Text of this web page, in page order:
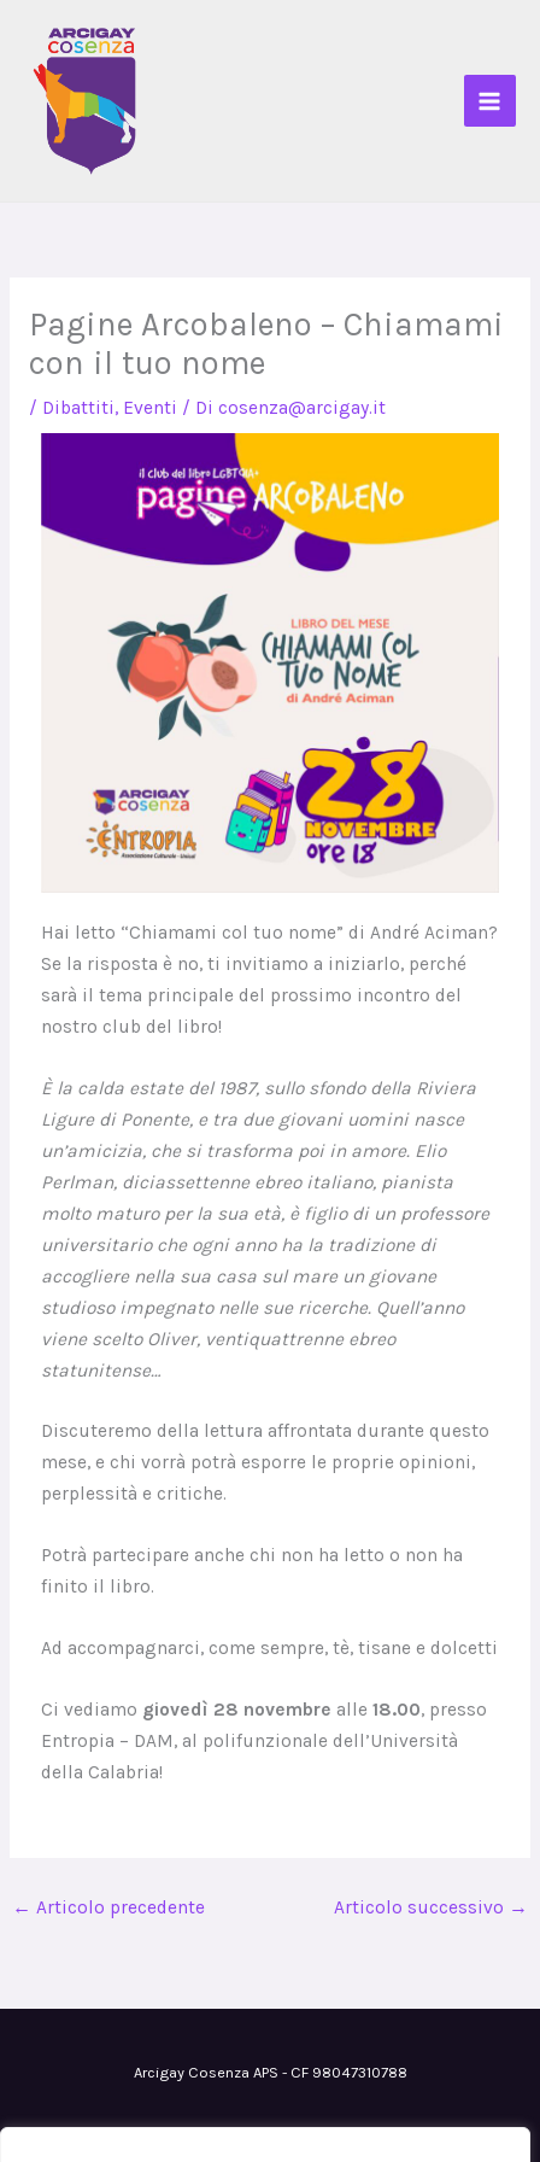
contenuto
Pagine Arcobaleno – Chiamami
con il tuo nome
/ Dibattiti, Eventi / Di cosenza@arcigay.it
Hai letto “Chiamami col tuo nome” di André Aciman?
Se la risposta è no, ti invitiamo a iniziarlo, perché
sarà il tema principale del prossimo incontro del
nostro club del libro!
È la calda estate del 1987, sullo sfondo della Riviera
Ligure di Ponente, e tra due giovani uomini nasce
un’amicizia, che si trasforma poi in amore. Elio
Perlman, diciassettenne ebreo italiano, pianista
molto maturo per la sua età, è figlio di un professore
universitario che ogni anno ha la tradizione di
accogliere nella sua casa sul mare un giovane
studioso impegnato nelle sue ricerche. Quell’anno
viene scelto Oliver, ventiquattrenne ebreo
statunitense…
Discuteremo della lettura affrontata durante questo
mese, e chi vorrà potrà esporre le proprie opinioni,
perplessità e critiche.
Potrà partecipare anche chi non ha letto o non ha
finito il libro.
Ad accompagnarci, come sempre, tè, tisane e dolcetti
Ci vediamo giovedì 28 novembre alle 18.00, presso
Entropia – DAM, al polifunzionale dell’Università
della Calabria!
← Articolo precedente Articolo successivo →
Arcigay Cosenza APS - CF 98047310788